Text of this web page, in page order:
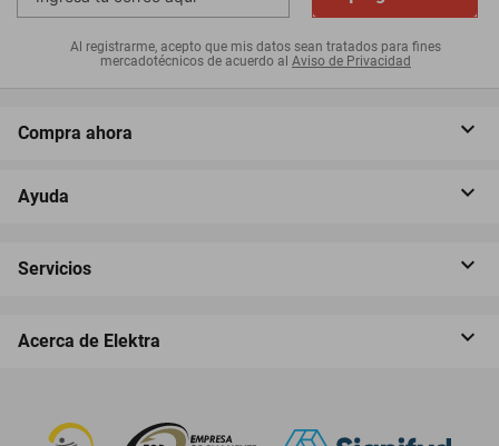
Al registrarme, acepto que mis datos sean tratados para fines
mercadotécnicos de acuerdo al Aviso de Privacidad
Compra ahora
Ayuda
Servicios
Acerca de Elektra